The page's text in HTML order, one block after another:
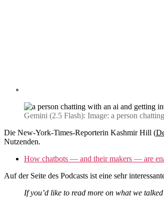
Gemini (2.5 Flash): Image: a person
Die New-York-Times-Reporterin Kashmir Hill (
Nutzenden.
How chatbots — and their makers — are
Auf der Seite des Podcasts ist eine sehr
If you’d like to read more on what we